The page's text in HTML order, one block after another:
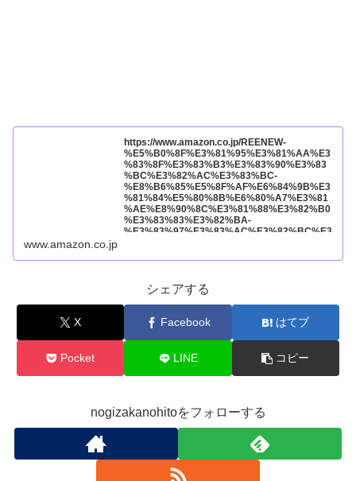
https://www.amazon.co.jp/REENEW-
%E5%B0%8F%E3%81%95%E3%81%AA%E3
%83%8F%E3%83%B3%E3%83%90%E3%83
%BC%E3%82%AC%E3%83%BC-
%E8%B6%85%E5%8F%AF%E6%84%9B%E3
%81%84%E5%80%8B%E6%80%A7%E3%81
%AE%E8%90%8C%E3%81%88%E3%82%B0
%E3%83%83%E3%82%BA-
%E3%83%97%E3%83%AC%E3%82%BC%E3
1G2VND?pd_rd_w=Am19u&content-
id=amzn1.sym.7133fed1-b7f0-4a9a-85e6-
ec0056dbe781%3Aamzn1.symc.409c7fce-
cbd2-4cf4-a6cb-
824c258c8778&pf_rd_p=7133fed1-b7f0-4a9a-
85e6-
ec0056dbe781&pf_rd_r=F0GVFPC8KNW5GC6
3AECC&pd_rd_wg=CP725&pd_rd_r=668e3f8
9-479f-4247-a2a5-
22&linkId=409a0bfbcef3e087da6e4789da2255
dc&language=ja_JP&ref_=as_li_ss_tl
www.amazon.co.jp
シェアする
X Facebook はてブ
Pocket LINE コピー
nogizakanohitoをフォローする